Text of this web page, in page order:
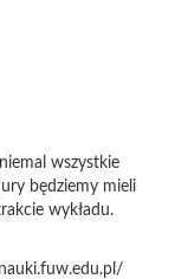
wszystkie
będziemy mieli
wykładu.